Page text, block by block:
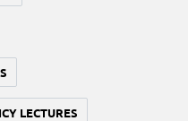
LECTURES